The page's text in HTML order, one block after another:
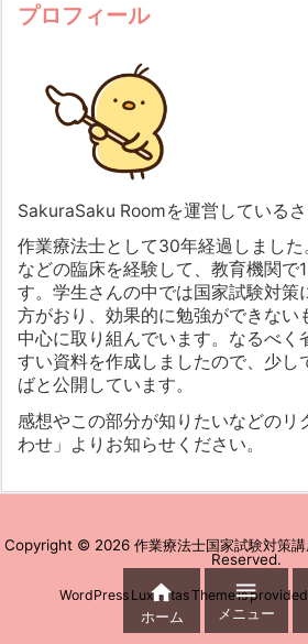
プロフィール
SakuraSaku Roomを運営しているさ
作業療法士として30年経過しまし
などの臨床を経験して、教育機関で
す。学生さんの中では国家試験対策
方がおり、効果的に勉強ができない
中心に取り組んでいます。なるべく
すい資料を作成しましたので、少し
ばと公開しています。
感想やこの部分が知りたいなどのリ
わせ」よりお知らせください。
Copyright © 2026 作業療法士国家試験対策
Reserved.
WordPress Luxeritas Theme is

ホーム

メニュー